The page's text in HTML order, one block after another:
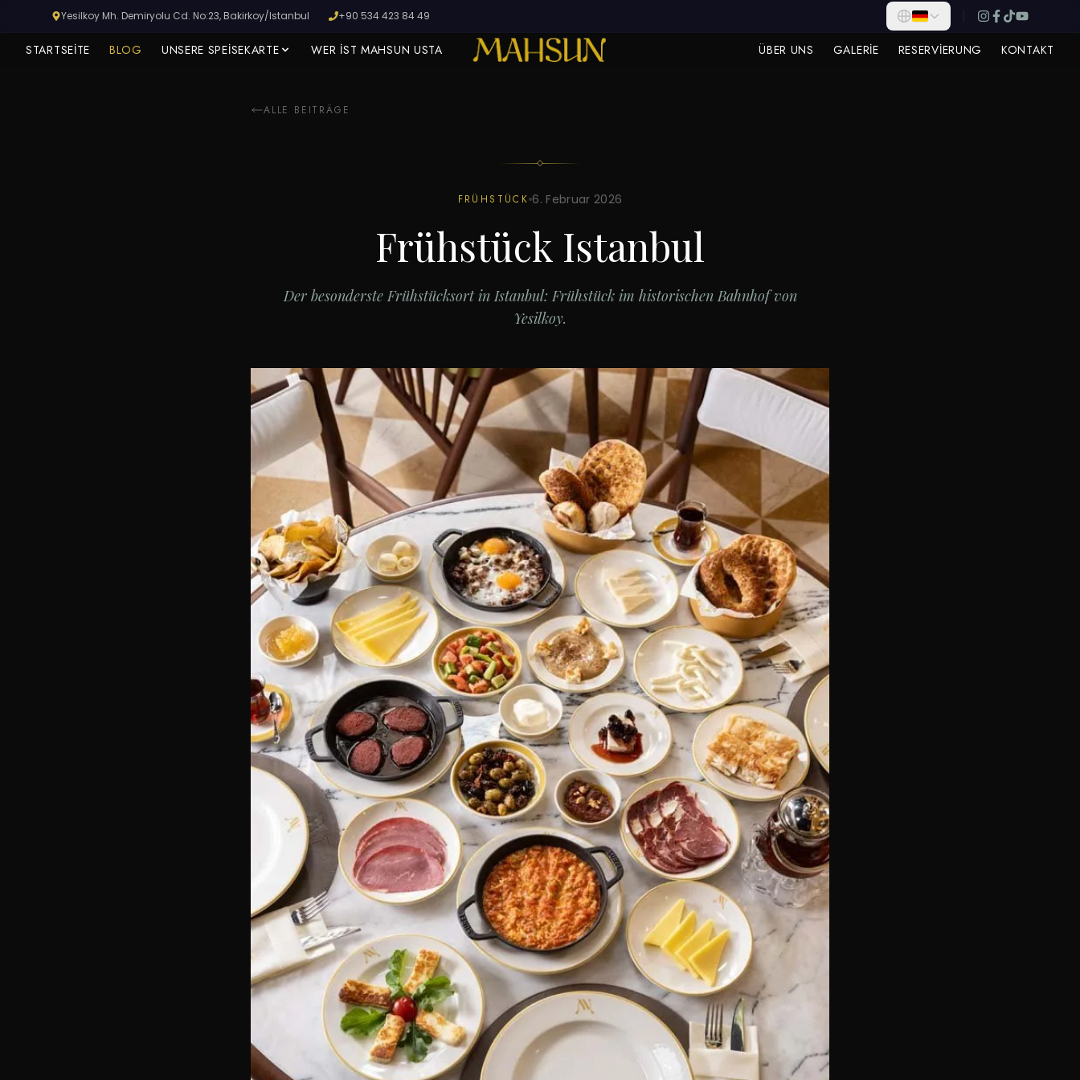
Yesilkoy Mh. Demiryolu Cd. No:23, Bakirkoy/Istanbul +90 534 423 84 49
STARTSEITE BLOG UNSERE SPEISEKARTE WER IST MAHSUN USTA ÜBER UNS GALERIE RESERVIERUNG KONTAKT
ALLE BEITRÄGE
FRÜHSTÜCK 6. Februar 2026
Frühstück Istanbul
Der besonderste Frühstücksort in Istanbul: Frühstück im historischen Bahnhof von
Yesilkoy.
RESERVIERUNG VORNEHMEN